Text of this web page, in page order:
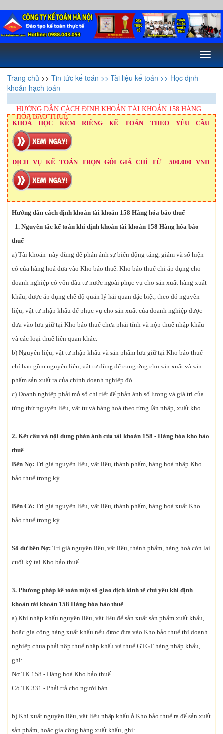
Toggle
Trang chủ >> Tin tức kế toán >> Tài liệu kế toán >> Học định
khoản hạch toán
HƯỚNG DẪN CÁCH ĐỊNH KHOẢN TÀI KHOẢN 158 HÀNG
HÓA BẢO THUẾ
KHOÁ HỌC KÈM RIÊNG KẾ TOÁN THEO YÊU CẦU
DỊCH VỤ KẾ TOÁN TRỌN GÓI GIÁ CHỈ TỪ 500.000 VNĐ
Hướng dẫn cách định khoản tài khoản 158 Hàng hóa bảo thuế
1. Nguyên tắc kế toán khi định khoản tài khoản 158 Hàng hóa bảo
thuế
a) Tài khoản này dùng để phản ánh sự biến động tăng, giảm và số hiện
có của hàng hoá đưa vào Kho bảo thuế. Kho bảo thuế chỉ áp dụng cho
doanh nghiệp có vốn đầu tư nước ngoài phục vụ cho sản xuất hàng xuất
khẩu, được áp dụng chế độ quản lý hải quan đặc biệt, theo đó nguyên
liệu, vật tư nhập khẩu để phục vụ cho sản xuất của doanh nghiệp được
đưa vào lưu giữ tại Kho bảo thuế chưa phải tính và nộp thuế nhập khẩu
và các loại thuế liên quan khác.
b) Nguyên liệu, vật tư nhập khẩu và sản phẩm lưu giữ tại Kho bảo thuế
chỉ bao gồm nguyên liệu, vật tư dùng để cung ứng cho sản xuất và sản
phẩm sản xuất ra của chính doanh nghiệp đó.
c) Doanh nghiệp phải mở sổ chi tiết để phản ánh số lượng và giá trị của
từng thứ nguyên liệu, vật tư và hàng hoá theo từng lần nhập, xuất kho.
2. Kết cấu và nội dung phản ánh của tài khoản 158 - Hàng hóa kho bảo
thuế
Bên Nợ: Trị giá nguyên liệu, vật liệu, thành phẩm, hàng hoá nhập Kho
bảo thuế trong kỳ.
Bên Có: Trị giá nguyên liệu, vật liệu, thành phẩm, hàng hoá xuất Kho
bảo thuế trong kỳ.
Số dư bên Nợ: Trị giá nguyên liệu, vật liệu, thành phẩm, hàng hoá còn lại
cuối kỳ tại Kho bảo thuế.
3. Phương pháp kế toán một số giao dịch kinh tế chủ yếu khi định
khoản tài khoản 158 Hàng hóa bảo thuế
a) Khi nhập khẩu nguyên liệu, vật liệu để sản xuất sản phẩm xuất khẩu,
hoặc gia công hàng xuất khẩu nếu được đưa vào Kho bảo thuế thì doanh
nghiệp chưa phải nộp thuế nhập khẩu và thuế GTGT hàng nhập khẩu,
ghi:
Nợ TK 158 - Hàng hoá Kho bảo thuế
Có TK 331 - Phải trả cho người bán.
b) Khi xuất nguyên liệu, vật liệu nhập khẩu ở Kho bảo thuế ra để sản xuất
sản phẩm, hoặc gia công hàng xuất khẩu, ghi: